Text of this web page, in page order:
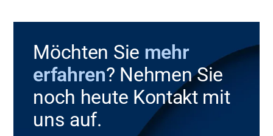
Möchten Sie mehr
erfahren? Nehmen Sie
noch heute Kontakt mit
uns auf.